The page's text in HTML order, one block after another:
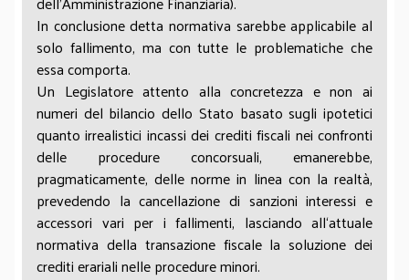
In conclusione detta normativa sarebbe applicabile al
solo fallimento, ma con tutte le problematiche che
essa comporta.
Un Legislatore attento alla concretezza e non ai
numeri del bilancio dello Stato basato sugli ipotetici
quanto irrealistici incassi dei crediti fiscali nei confronti
delle procedure concorsuali, emanerebbe,
pragmaticamente, delle norme in linea con la realtà,
prevedendo la cancellazione di sanzioni interessi e
accessori vari per i fallimenti, lasciando all‘attuale
normativa della transazione fiscale la soluzione dei
crediti erariali nelle procedure minori.